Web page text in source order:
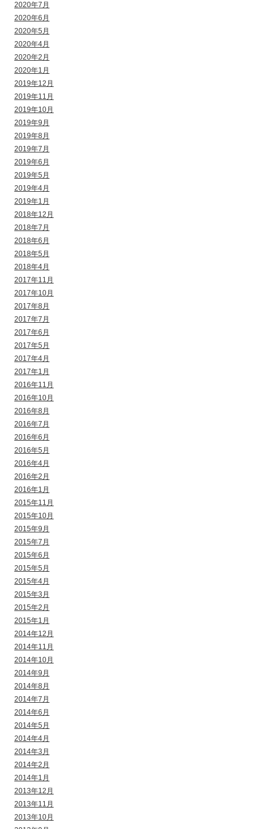
2020年7月
2020年6月
2020年5月
2020年4月
2020年2月
2020年1月
2019年12月
2019年11月
2019年10月
2019年9月
2019年8月
2019年7月
2019年6月
2019年5月
2019年4月
2019年1月
2018年12月
2018年7月
2018年6月
2018年5月
2018年4月
2017年11月
2017年10月
2017年8月
2017年7月
2017年6月
2017年5月
2017年4月
2017年1月
2016年11月
2016年10月
2016年8月
2016年7月
2016年6月
2016年5月
2016年4月
2016年2月
2016年1月
2015年11月
2015年10月
2015年9月
2015年7月
2015年6月
2015年5月
2015年4月
2015年3月
2015年2月
2015年1月
2014年12月
2014年11月
2014年10月
2014年9月
2014年8月
2014年7月
2014年6月
2014年5月
2014年4月
2014年3月
2014年2月
2014年1月
2013年12月
2013年11月
2013年10月